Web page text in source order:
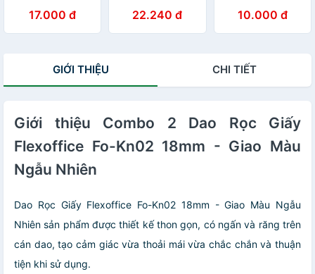
FO-SC03 Cán
Nhựa Màu Đẹp
17.000 đ 22.240 đ
Mart10.000 đ
GIỚI THIỆU CHI TIẾT
Giới thiệu Combo 2 Dao Rọc Giấy
Flexoffice Fo-Kn02 18mm - Giao Màu
Ngẫu Nhiên
Dao Rọc Giấy Flexoffice Fo-Kn02 18mm - Giao Màu Ngẫu
Nhiên sản phẩm được thiết kế thon gọn, có ngấn và răng trên
cán dao, tạo cảm giác vừa thoải mái vừa chắc chắn và thuận
tiện khi sử dụng.